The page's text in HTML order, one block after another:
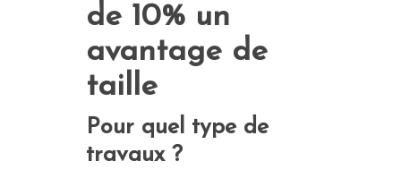
de 10% un
avantage de
taille
Pour quel type de
travaux ?